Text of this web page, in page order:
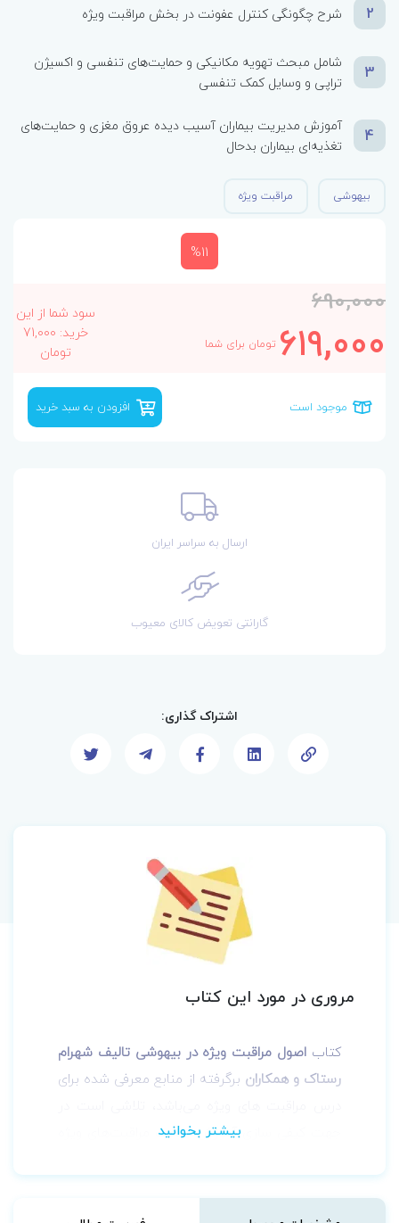
2 شرح چگونگی کنترل عفونت در بخش مراقبت ویژه
3
شامل مبحث تهویه مکانیکی و حمایت‌های تنفسی و اکسیژن
تراپی و وسایل کمک تنفسی
4
آموزش مدیریت بیماران آسیب دیده عروق مغزی و حمایت‌های
تغذیه‌ای بیماران بدحال
بیهوشی مراقبت ویژه
%11
690,000
619,000 تومان برای شما
سود شما از این
خرید: 71,000
تومان
موجود است افزودن به سبد خرید
ارسال به سراسر ایران
گارانتی تعویض کالای معیوب
اشتراک گذاری:
مروری در مورد این کتاب
کتاب اصول مراقبت ویژه در بیهوشی تالیف شهرام
رستاک و همکاران برگرفته از منابع معرفی شده برای
جهت کیفی سازی آموزش مبحث مراقبت‌های ویژه
جهت تدوین مجموعه‌ای مفید و اثرگذار به کار